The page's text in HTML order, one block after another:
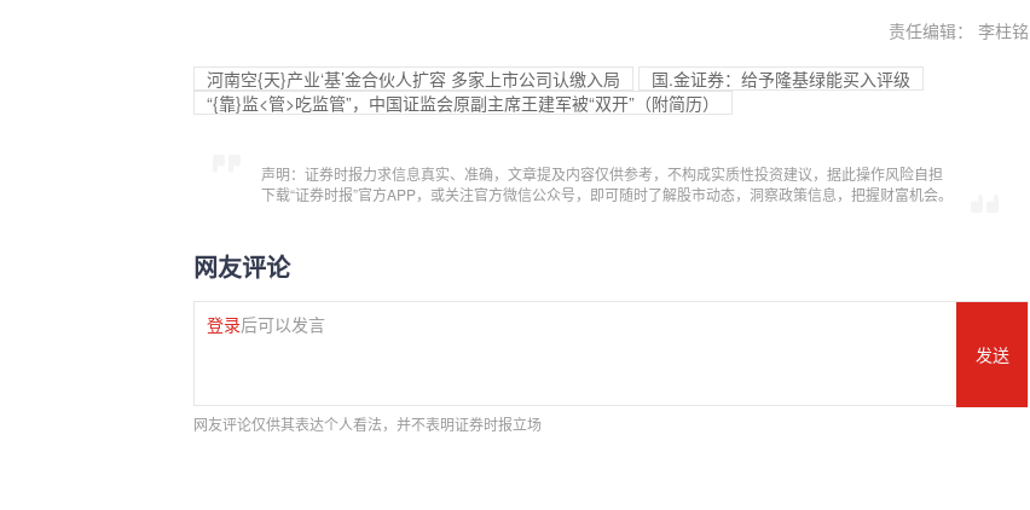
责任编辑： 李柱铭
河南空{天}产业‘基’金合伙人扩容 多家上市公司认缴入局
国.金证券：给予隆基绿能买入评级
“{靠}监<管>吃监管”，中国证监会原副主席王建军被“双开”（附简历）
声明：证券时报力求信息真实、准确，文章提及内容仅供参考，不构成实质性投资建议，据此操作风险自担
下载“证券时报”官方APP，或关注官方微信公众号，即可随时了解股市动态，洞察政策信息，把握财富机会。
网友评论
登录后可以发言
发送
网友评论仅供其表达个人看法，并不表明证券时报立场